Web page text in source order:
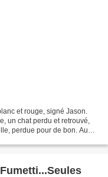
et rouge, signé Jason.
un chat perdu et retrouvé,
perdue pour de bon. Au